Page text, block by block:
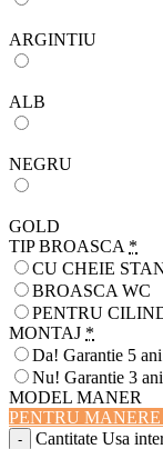
ARGINTIU
ALB
NEGRU
GOLD
TIP BROASCA *
CU CHEIE
BROASCA WC
PENTRU
MONTAJ *
Da! Garantie 5
Nu! Garantie 3
MODEL MANER
PENTRU
Cantitate Usa